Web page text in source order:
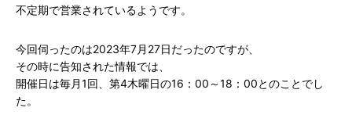
不定期で営業されているようです。
今回伺ったのは2023年7月27日だったのですが、
その時に告知された情報では、
開催日は毎月1回、第4木曜日の16：00～18：00とのことでし
た。